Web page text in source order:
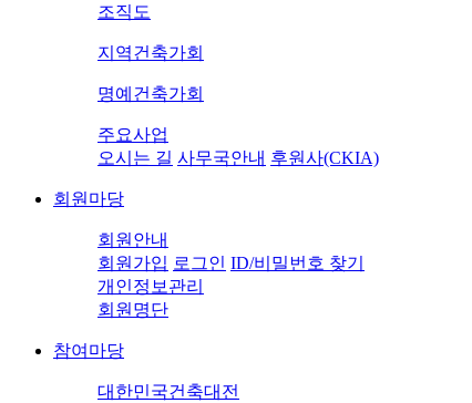
조직도
지역건축가회
명예건축가회
주요사업
오시는 길 사무국안내 후원사(CKIA)
회원마당
회원안내
회원가입 로그인 ID/비밀번호 찾기
개인정보관리
회원명단
참여마당
대한민국건축대전